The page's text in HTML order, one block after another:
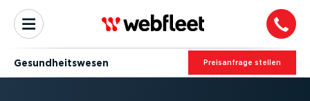
Gesund­heits­wesen Preis­an­frage stellen